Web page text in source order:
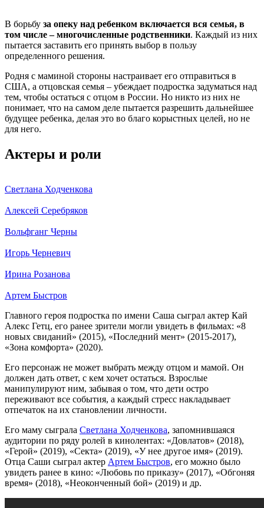
В борьбу за опеку над ребенком включается вся семья, в
том числе – многочисленные родственники. Каждый из них
пытается заставить его принять выбор в пользу
определенного решения.
Родня с маминой стороны настраивает его отправиться в
США, а отцовская семья – убеждает подростка задуматься над
тем, чтобы остаться с отцом в России. Но никто из них не
понимает, что на самом деле пытается разрешить дальнейшее
будущее ребенка, делая это во благо корыстных целей, но не
для него.
Актеры и роли
Светлана Ходченкова
Алексей Серебряков
Вольфганг Черны
Игорь Черневич
Ирина Розанова
Артем Быстров
Главного героя подростка по имени Саша сыграл актер Кай
Алекс Гетц, его ранее зрители могли увидеть в фильмах: «8
новых свиданий» (2015), «Последний мент» (2015-2017),
«Зона комфорта» (2020).
Его персонаж не может выбрать между отцом и мамой. Он
должен дать ответ, с кем хочет остаться. Взрослые
манипулируют ним, забывая о том, что дети остро
переживают все события, а каждый стресс накладывает
отпечаток на их становлении личности.
Его маму сыграла Светлана Ходченкова, запомнившаяся
аудитории по ряду ролей в кинолентах: «Довлатов» (2018),
«Герой» (2019), «Секта» (2019), «У нее другое имя» (2019).
Отца Саши сыграл актер Артем Быстров, его можно было
увидеть ранее в кино: «Любовь по приказу» (2017), «Обгоняя
время» (2018), «Неоконченный бой» (2019) и др.